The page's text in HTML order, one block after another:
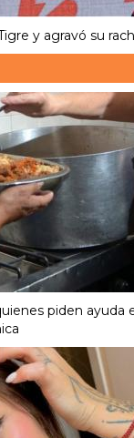
y agravó su
piden ayuda